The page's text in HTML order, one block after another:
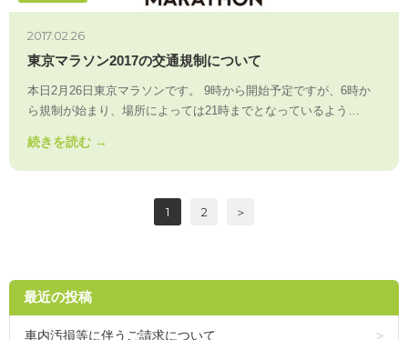
2017.02.26
東京マラソン2017の交通規制について
本日2月26日東京マラソンです。 9時から開始予定ですが、6時か
ら規制が始まり、場所によっては21時までとなっているよう…
続きを読む →
1 2 ＞
最近の投稿
車内汚損等に伴うご請求について